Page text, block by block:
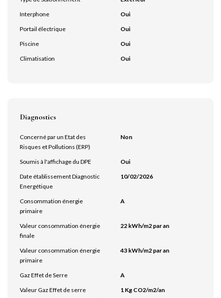
Interphone
Oui
Portail électrique
Oui
Piscine
Oui
Climatisation
Oui
Diagnostics
Concerné par un Etat des
Risques et Pollutions (ERP)
Non
Soumis à l'affichage du DPE
Oui
Date établissement Diagnostic
Energétique
10/02/2026
Consommation énergie
primaire
A
Valeur consommation énergie
finale
22 kWh/m2 par an
Valeur consommation énergie
primaire
43 kWh/m2 par an
Gaz Effet de Serre
A
Valeur Gaz Effet de serre
1 Kg CO2/m2/an